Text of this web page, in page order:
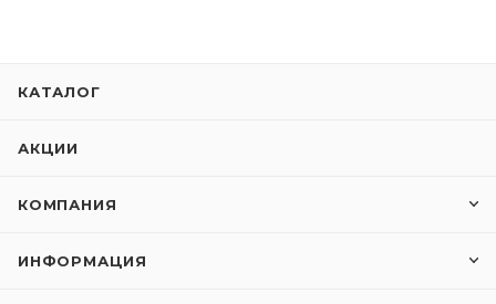
КАТАЛОГ
АКЦИИ
КОМПАНИЯ
ИНФОРМАЦИЯ